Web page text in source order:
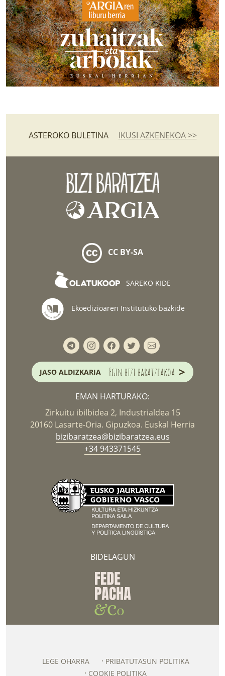
ASTEROKO BULETINA IKUSI AZKENEKOA >>
CC BY-SA
SAREKO KIDE
Ekoedizioaren Institutuko bazkide
JASO ALDIZKARIA Egin bizi baratzeakoa >
EMAN HARTURAKO:
Zirkuitu ibilbidea 2, Industrialdea 15
20160 Lasarte-Oria. Gipuzkoa. Euskal Herria
bizibaratzea@bizibaratzea.eus
+34 943371545
BIDELAGUN
LEGE OHARRA
PRIBATUTASUN POLITIKA
COOKIE POLITIKA